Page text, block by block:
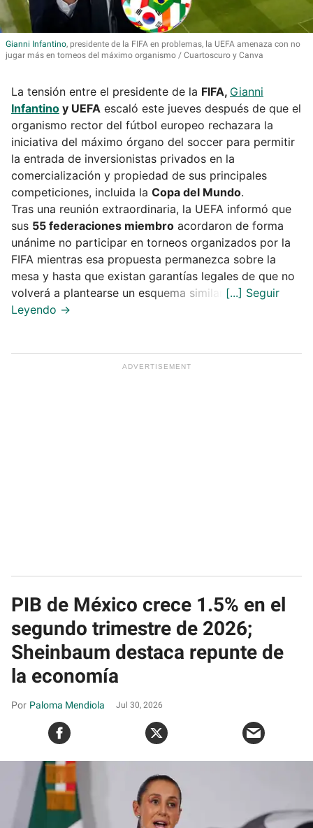
Gianni Infantino, presidente de la FIFA en problemas, la UEFA amenaza con no
jugar más en torneos del máximo organismo
Cuartoscuro y Canva
La tensión entre el presidente de la FIFA, Gianni
Infantino y UEFA escaló este jueves después de que el
organismo rector del fútbol europeo rechazara la
iniciativa del máximo órgano del soccer para permitir
la entrada de inversionistas privados en la
comercialización y propiedad de sus principales
competiciones, incluida la Copa del Mundo.
Tras una reunión extraordinaria, la UEFA informó que
sus 55 federaciones miembro acordaron de forma
unánime no participar en torneos organizados por la
FIFA mientras esa propuesta permanezca sobre la
mesa y hasta que existan garantías legales de que no
volverá a plantearse un esquema similar.
PIB de México crece 1.5% en el
segundo trimestre de 2026;
Sheinbaum destaca repunte de
la economía
Paloma Mendiola Jul 30, 2026